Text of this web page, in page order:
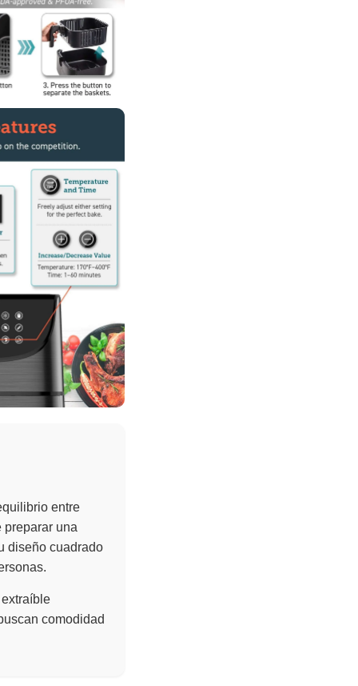
entre
preparar una
diseño cuadrado
comodidad